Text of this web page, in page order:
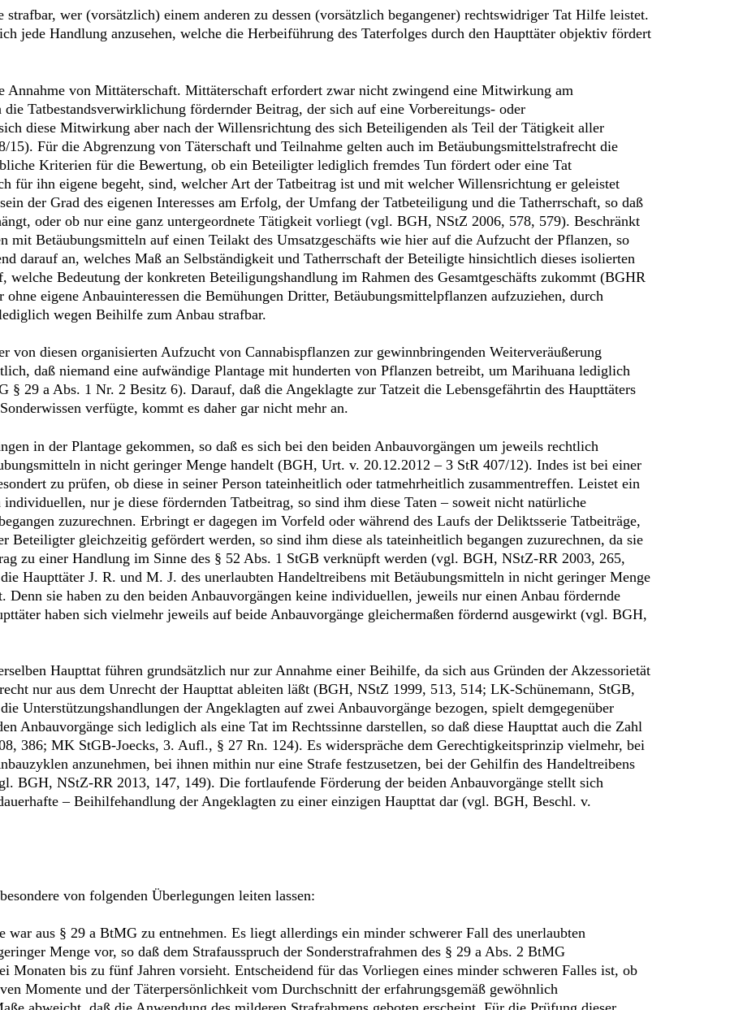
wer (vorsätzlich) einem anderen zu dessen (vorsätzlich begangener) rechtswidriger Tat Hilfe leistet.
jede Handlung anzusehen, welche die Herbeiführung des Taterfolges durch den Haupttäter objektiv fördert
Annahme von Mittäterschaft. Mittäterschaft erfordert zwar nicht zwingend eine Mitwirkung am
die Tatbestandsverwirklichung fördernder Beitrag, der sich auf eine Vorbereitungs- oder
diese Mitwirkung aber nach der Willensrichtung des sich Beteiligenden als Teil der Tätigkeit aller
Für die Abgrenzung von Täterschaft und Teilnahme gelten auch im Betäubungsmittelstrafrecht die
Kriterien für die Bewertung, ob ein Beteiligter lediglich fremdes Tun fördert oder eine Tat
für ihn eigene begeht, sind, welcher Art der Tatbeitrag ist und mit welcher Willensrichtung er geleistet
der Grad des eigenen Interesses am Erfolg, der Umfang der Tatbeteiligung und die Tatherrschaft, so daß
oder ob nur eine ganz untergeordnete Tätigkeit vorliegt (vgl. BGH, NStZ 2006, 578, 579). Beschränkt
mit Betäubungsmitteln auf einen Teilakt des Umsatzgeschäfts wie hier auf die Aufzucht der Pflanzen, so
darauf an, welches Maß an Selbständigkeit und Tatherrschaft der Beteiligte hinsichtlich dieses isolierten
Bedeutung der konkreten Beteiligungshandlung im Rahmen des Gesamtgeschäfts zukommt (BGHR
eigene Anbauinteressen die Bemühungen Dritter, Betäubungsmittelpflanzen aufzuziehen, durch
wegen Beihilfe zum Anbau strafbar.
von diesen organisierten Aufzucht von Cannabispflanzen zur gewinnbringenden Weiterveräußerung
daß niemand eine aufwändige Plantage mit hunderten von Pflanzen betreibt, um Marihuana lediglich
29 a Abs. 1 Nr. 2 Besitz 6). Darauf, daß die Angeklagte zur Tatzeit die Lebensgefährtin des Haupttäters
verfügte, kommt es daher gar nicht mehr an.
in der Plantage gekommen, so daß es sich bei den beiden Anbauvorgängen um jeweils rechtlich
in nicht geringer Menge handelt (BGH, Urt. v. 20.12.2012 – 3 StR 407/12). Indes ist bei einer
zu prüfen, ob diese in seiner Person tateinheitlich oder tatmehrheitlich zusammentreffen. Leistet ein
nur je diese fördernden Tatbeitrag, so sind ihm diese Taten – soweit nicht natürliche
zuzurechnen. Erbringt er dagegen im Vorfeld oder während des Laufs der Deliktsserie Tatbeiträge,
Beteiligter gleichzeitig gefördert werden, so sind ihm diese als tateinheitlich begangen zuzurechnen, da sie
zu einer Handlung im Sinne des § 52 Abs. 1 StGB verknüpft werden (vgl. BGH, NStZ-RR 2003, 265,
Haupttäter J. R. und M. J. des unerlaubten Handeltreibens mit Betäubungsmitteln in nicht geringer Menge
sie haben zu den beiden Anbauvorgängen keine individuellen, jeweils nur einen Anbau fördernde
haben sich vielmehr jeweils auf beide Anbauvorgänge gleichermaßen fördernd ausgewirkt (vgl. BGH,
Haupttat führen grundsätzlich nur zur Annahme einer Beihilfe, da sich aus Gründen der Akzessorietät
nur aus dem Unrecht der Haupttat ableiten läßt (BGH, NStZ 1999, 513, 514; LK-Schünemann, StGB,
Unterstützungshandlungen der Angeklagten auf zwei Anbauvorgänge bezogen, spielt demgegenüber
Anbauvorgänge sich lediglich als eine Tat im Rechtssinne darstellen, so daß diese Haupttat auch die Zahl
386; MK StGB-Joecks, 3. Aufl., § 27 Rn. 124). Es widerspräche dem Gerechtigkeitsprinzip vielmehr, bei
anzunehmen, bei ihnen mithin nur eine Strafe festzusetzen, bei der Gehilfin des Handeltreibens
BGH, NStZ-RR 2013, 147, 149). Die fortlaufende Förderung der beiden Anbauvorgänge stellt sich
– Beihilfehandlung der Angeklagten zu einer einzigen Haupttat dar (vgl. BGH, Beschl. v.
von folgenden Überlegungen leiten lassen:
war aus § 29 a BtMG zu entnehmen. Es liegt allerdings ein minder schwerer Fall des unerlaubten
Menge vor, so daß dem Strafausspruch der Sonderstrafrahmen des § 29 a Abs. 2 BtMG
Monaten bis zu fünf Jahren vorsieht. Entscheidend für das Vorliegen eines minder schweren Falles ist, ob
Momente und der Täterpersönlichkeit vom Durchschnitt der erfahrungsgemäß gewöhnlich